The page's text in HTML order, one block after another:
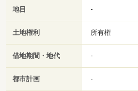
地目 -
土地権利 所有権
借地期間・地代 -
都市計画 -